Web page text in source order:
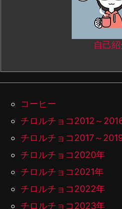
自己
コーヒー
チロルチョコ2012～
チロルチョコ2017～
チロルチョコ2020年
チロルチョコ2021年
チロルチョコ2022年
チロルチョコ2023年